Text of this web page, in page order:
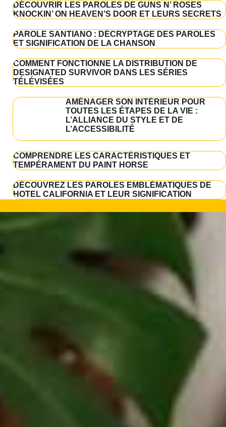
DÉCOUVRIR LES PAROLES DE GUNS N’ ROSES
KNOCKIN’ ON HEAVEN’S DOOR ET LEURS SECRETS
PAROLE SANTIANO : DÉCRYPTAGE DES PAROLES
ET SIGNIFICATION DE LA CHANSON
COMMENT FONCTIONNE LA DISTRIBUTION DE
DESIGNATED SURVIVOR DANS LES SÉRIES
TÉLÉVISÉES
AMÉNAGER SON INTÉRIEUR POUR
TOUTES LES ÉTAPES DE LA VIE :
L’ALLIANCE DU STYLE ET DE
L’ACCESSIBILITÉ
COMPRENDRE LES CARACTÉRISTIQUES ET
TEMPÉRAMENT DU PAINT HORSE
DÉCOUVREZ LES PAROLES EMBLÉMATIQUES DE
HOTEL CALIFORNIA ET LEUR SIGNIFICATION